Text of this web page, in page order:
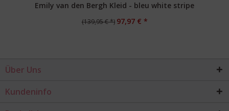
Emily van den Bergh Kleid - bleu white stripe
(139,95 € *) 97,97 € *
Über Uns
Kundeninfo